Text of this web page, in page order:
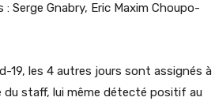
Serge Gnabry, Eric Maxim Choupo-
19, les 4 autres jours sont assignés à
du staff, lui même détecté positif au